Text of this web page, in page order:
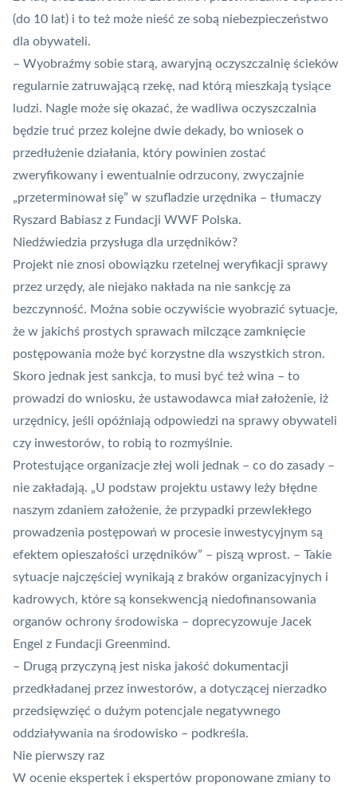
(do 10 lat) i to też może nieść ze sobą niebezpieczeństwo
dla obywateli.
– Wyobraźmy sobie starą, awaryjną oczyszczalnię ścieków
regularnie zatruwającą rzekę, nad którą mieszkają tysiące
ludzi. Nagle może się okazać, że wadliwa oczyszczalnia
będzie truć przez kolejne dwie dekady, bo wniosek o
przedłużenie działania, który powinien zostać
zweryfikowany i ewentualnie odrzucony, zwyczajnie
„przeterminował się” w szufladzie urzędnika – tłumaczy
Ryszard Babiasz z Fundacji WWF Polska.
Niedźwiedzia przysługa dla urzędników?
Projekt nie znosi obowiązku rzetelnej weryfikacji sprawy
przez urzędy, ale niejako nakłada na nie sankcję za
bezczynność. Można sobie oczywiście wyobrazić sytuacje,
że w jakichś prostych sprawach milczące zamknięcie
postępowania może być korzystne dla wszystkich stron.
Skoro jednak jest sankcja, to musi być też wina – to
prowadzi do wniosku, że ustawodawca miał założenie, iż
urzędnicy, jeśli opóźniają odpowiedzi na sprawy obywateli
czy inwestorów, to robią to rozmyślnie.
Protestujące organizacje złej woli jednak – co do zasady –
nie zakładają. „U podstaw projektu ustawy leży błędne
naszym zdaniem założenie, że przypadki przewlekłego
prowadzenia postępowań w procesie inwestycyjnym są
efektem opieszałości urzędników” – piszą wprost. – Takie
sytuacje najczęściej wynikają z braków organizacyjnych i
kadrowych, które są konsekwencją niedofinansowania
organów ochrony środowiska – doprecyzowuje Jacek
Engel z Fundacji Greenmind.
– Drugą przyczyną jest niska jakość dokumentacji
przedkładanej przez inwestorów, a dotyczącej nierzadko
przedsięwzięć o dużym potencjale negatywnego
oddziaływania na środowisko – podkreśla.
Nie pierwszy raz
W ocenie ekspertek i ekspertów proponowane zmiany to